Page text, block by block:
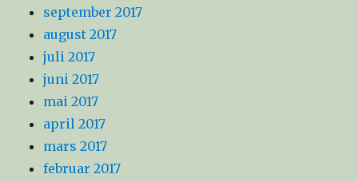
september 2017
august 2017
juli 2017
juni 2017
mai 2017
april 2017
mars 2017
februar 2017